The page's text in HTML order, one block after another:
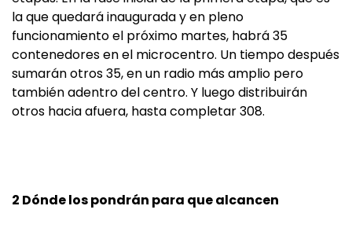
la que quedará inaugurada y en pleno
funcionamiento el próximo martes, habrá 35
contenedores en el microcentro. Un tiempo después
sumarán otros 35, en un radio más amplio pero
también adentro del centro. Y luego distribuirán
otros hacia afuera, hasta completar 308.
2 Dónde los pondrán para que alcancen